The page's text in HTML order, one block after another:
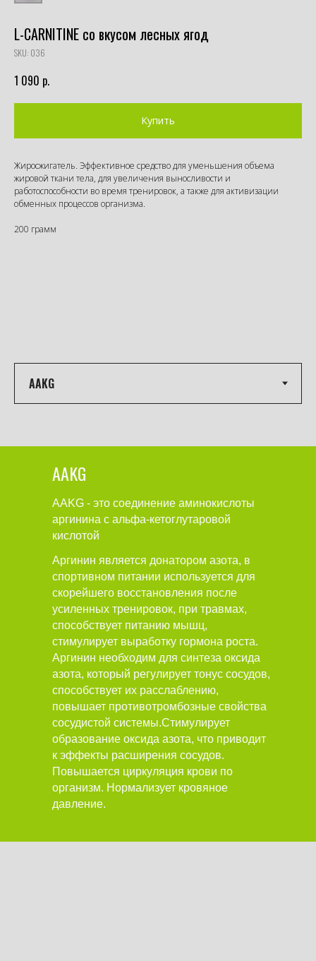
L-CARNITINE со вкусом лесных ягод
SKU: 036
1 090 р.
Купить
Жиросжигатель. Эффективное средство для уменьшения объема
жировой ткани тела, для увеличения выносливости и
работоспособности во время тренировок, а также для активизации
обменных процессов организма.
200 грамм
AAKG
AAKG - это соединение аминокислоты
аргинина с альфа-кетоглутаровой
кислотой
Аргинин является донатором азота, в
спортивном питании используется для
скорейшего восстановления после
усиленных тренировок, при травмах,
способствует питанию мышц,
стимулирует выработку гормона роста.
Аргинин необходим для синтеза оксида
азота, который регулирует тонус сосудов,
способствует их расслаблению,
повышает противотромбозные свойства
сосудистой системы.Стимулирует
образование оксида азота, что приводит
к эффекты расширения сосудов.
Повышается циркуляция крови по
организм. Нормализует кровяное
давление.